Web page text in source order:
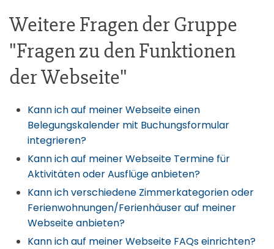
Weitere Fragen der Gruppe
"Fragen zu den Funktionen
der Webseite"
Kann ich auf meiner Webseite einen
Belegungskalender mit Buchungsformular
integrieren?
Kann ich auf meiner Webseite Termine für
Aktivitäten oder Ausflüge anbieten?
Kann ich verschiedene Zimmerkategorien oder
Ferienwohnungen/Ferienhäuser auf meiner
Webseite anbieten?
Kann ich auf meiner Webseite FAQs einrichten?